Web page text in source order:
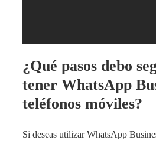
¿Qué pasos debo
tener WhatsApp
teléfonos móviles?
Si deseas utilizar WhatsApp